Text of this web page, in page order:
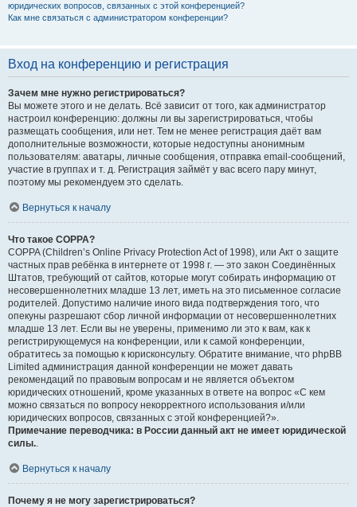
юридических вопросов, связанных с этой конференцией?
Как мне связаться с администратором конференции?
Вход на конференцию и регистрация
Зачем мне нужно регистрироваться?
Вы можете этого и не делать. Всё зависит от того, как администратор
настроил конференцию: должны ли вы зарегистрироваться, чтобы
размещать сообщения, или нет. Тем не менее регистрация даёт вам
дополнительные возможности, которые недоступны анонимным
пользователям: аватары, личные сообщения, отправка email-сообщений,
участие в группах и т. д. Регистрация займёт у вас всего пару минут,
поэтому мы рекомендуем это сделать.
Вернуться к началу
Что такое COPPA?
COPPA (Children’s Online Privacy Protection Act of 1998), или Акт о защите
частных прав ребёнка в интернете от 1998 г. — это закон Соединённых
Штатов, требующий от сайтов, которые могут собирать информацию от
несовершеннолетних младше 13 лет, иметь на это письменное согласие
родителей. Допустимо наличие иного вида подтверждения того, что
опекуны разрешают сбор личной информации от несовершеннолетних
младше 13 лет. Если вы не уверены, применимо ли это к вам, как к
регистрирующемуся на конференции, или к самой конференции,
обратитесь за помощью к юрисконсульту. Обратите внимание, что phpBB
Limited администрация данной конференции не может давать
рекомендаций по правовым вопросам и не является объектом
юридических отношений, кроме указанных в ответе на вопрос «С кем
можно связаться по вопросу некорректного использования и/или
юридических вопросов, связанных с этой конференцией?».
Примечание переводчика: в России данный акт не имеет юридической
силы..
Вернуться к началу
Почему я не могу зарегистрироваться?